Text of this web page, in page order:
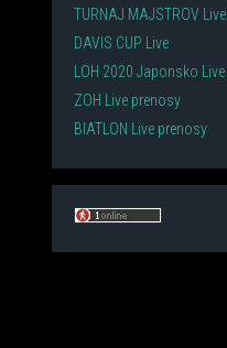
TURNAJ MAJSTROV Live
DAVIS CUP Live
LOH 2020 Japonsko Live
ZOH Live prenosy
BIATLON Live prenosy